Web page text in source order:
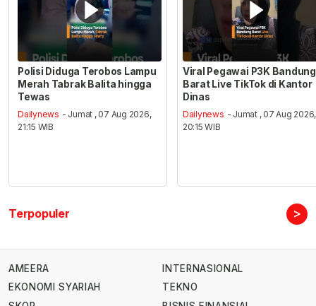
Polisi Diduga Terobos Lampu
Merah Tabrak Balita hingga
Tewas
Dailynews - Jumat , 07 Aug 2026,
21:15 WIB
Viral Pegawai P3K Bandung
Barat Live TikTok di Kantor
Dinas
Dailynews - Jumat , 07 Aug 2026,
20:15 WIB
Terpopuler >
AMEERA
EKONOMI SYARIAH
INTERNASIONAL
TEKNO